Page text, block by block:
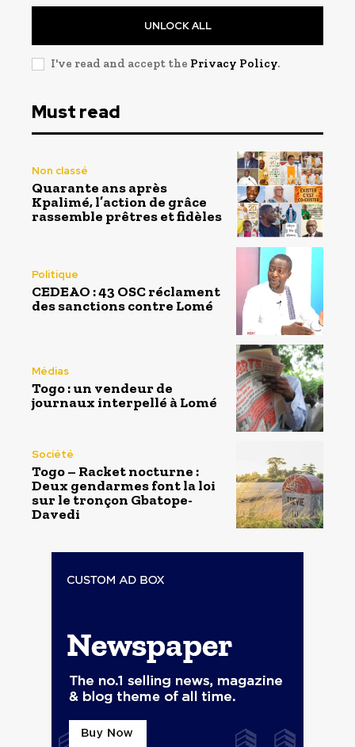
UNLOCK ALL
I've read and accept the Privacy Policy.
Must read
Non classé
Quarante ans après
Kpalimé, l’action de grâce
rassemble prêtres et fidèles
Politique
CEDEAO : 43 OSC réclament
des sanctions contre Lomé
Médias
Togo : un vendeur de
journaux interpellé à Lomé
Société
Togo – Racket nocturne :
Deux gendarmes font la loi
sur le tronçon Gbatope-
Davedi